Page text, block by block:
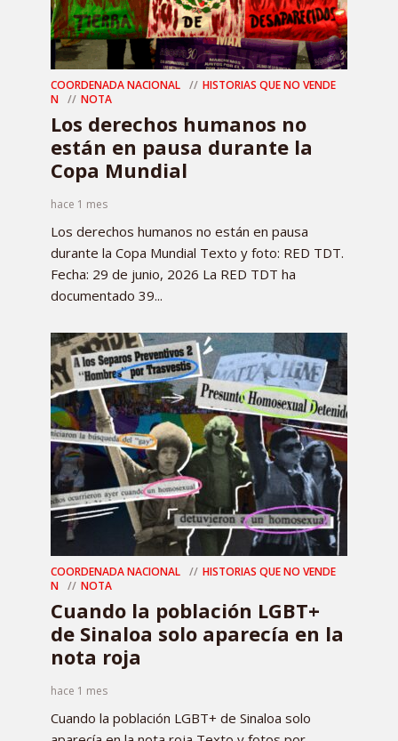
COORDENADA NACIONAL
HISTORIAS QUE NO VENDE
N
NOTA
Los derechos humanos no
están en pausa durante la
Copa Mundial
hace 1 mes
Los derechos humanos no están en pausa
durante la Copa Mundial Texto y foto: RED TDT.
Fecha: 29 de junio, 2026 La RED TDT ha
documentado 39...
COORDENADA NACIONAL
HISTORIAS QUE NO VENDE
N
NOTA
Cuando la población LGBT+
de Sinaloa solo aparecía en la
nota roja
hace 1 mes
Cuando la población LGBT+ de Sinaloa solo